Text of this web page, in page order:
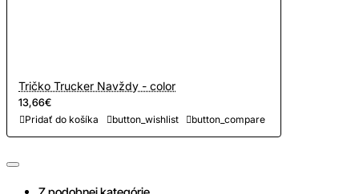
Tričko Trucker Navždy - color
13,66€
Pridať do košíka button_wishlist button_compare